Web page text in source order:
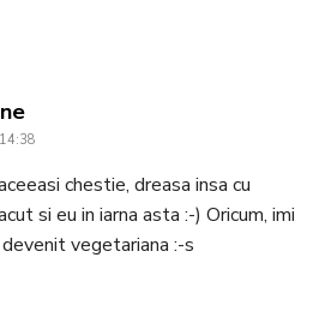
says:
chestie, dreasa insa cu
si eu in iarna asta :-) Oricum, imi
vegetariana :-s